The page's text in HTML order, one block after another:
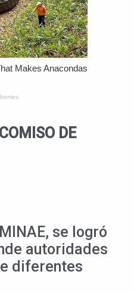
DE
se logró
autoridades
diferentes